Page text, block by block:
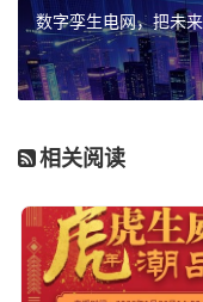
数字孪生电网，把未
相关阅读